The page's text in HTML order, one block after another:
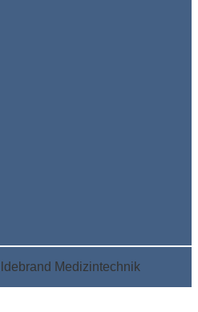
Medizintechnik